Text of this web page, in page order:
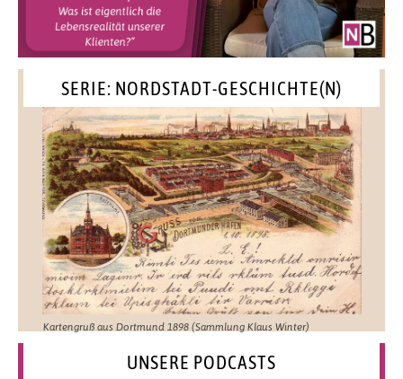
SERIE: NORDSTADT-GESCHICHTE(N)
Kartengruß aus Dortmund 1898 (Sammlung Klaus Winter)
UNSERE PODCASTS